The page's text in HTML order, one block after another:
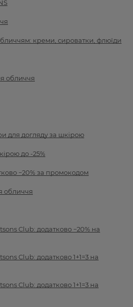
креми, сироватки, флюїди
обличчя
для догляду за шкірою
до -25%
−20% за промокодом
обличчя
Club: додатково −20% на
Club: додатково 1+1=3 на
Club: додатково 1+1=3 на